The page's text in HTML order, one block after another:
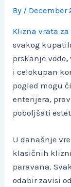
By / December
Klizna vrata
svakog
prskanje
i celokupan
pogled mogu
enterijera,
poboljšati
U današnje
klasičnih
paravana.
odabir zavisi